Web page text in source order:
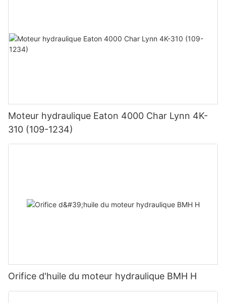
Moteur hydraulique Eaton 4000 Char Lynn 4K-
310 (109-1234)
Orifice d'huile du moteur hydraulique BMH H